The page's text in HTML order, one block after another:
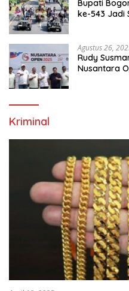
Bupati
ke-543 Jadi
Agustus 26,
Rudy
Nusantara
Kriminal